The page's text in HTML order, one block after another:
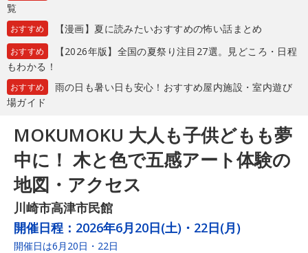
覧
おすすめ 【漫画】夏に読みたいおすすめの怖い話まとめ
おすすめ
【2026年版】全国の夏祭り注目27選。見どころ・日程
もわかる！
おすすめ
雨の日も暑い日も安心！おすすめ屋内施設・室内遊び
場ガイド
MOKUMOKU 大人も子供どもも夢
中に！ 木と色で五感アート体験の
地図・アクセス
川崎市高津市民館
開催日程： 2026年6月20日(土)・22日(月)
開催日は6月20日・22日